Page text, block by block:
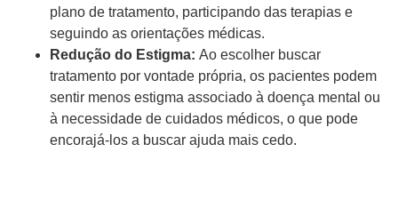
plano de tratamento, participando das terapias e
seguindo as orientações médicas.
Redução do Estigma: Ao escolher buscar
tratamento por vontade própria, os pacientes podem
sentir menos estigma associado à doença mental ou
à necessidade de cuidados médicos, o que pode
encorajá-los a buscar ajuda mais cedo.